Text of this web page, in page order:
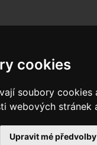
cookies
soubory
webových
Upravit mé předvolby